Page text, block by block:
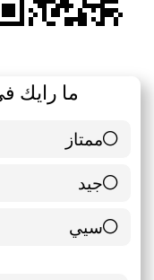
ما رايك
ممتاز
6 ( 85.71 % )
جيد
0 ( 0 % )
سيي
1 ( 14.29 % )